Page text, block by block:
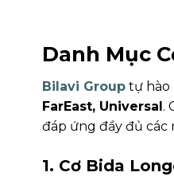
Danh Mục
Bilavi Group tự hào
FarEast, Universal .
đáp ứng đầy đủ các
1. Cơ Bida